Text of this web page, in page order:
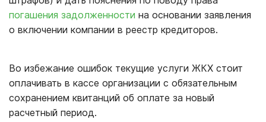
погашения задолженности на основании заявления
о включении компании в реестр кредиторов.
Во избежание ошибок текущие услуги ЖКХ стоит
оплачивать в кассе организации с обязательным
сохранением квитанций об оплате за новый
расчетный период.